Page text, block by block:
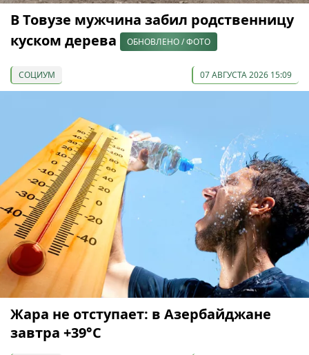
В Товузе мужчина забил родственницу
куском дерева
ОБНОВЛЕНО / ФОТО
СОЦИУМ 07 АВГУСТА 2026 15:09
Жара не отступает: в Азербайджане
завтра +39°С